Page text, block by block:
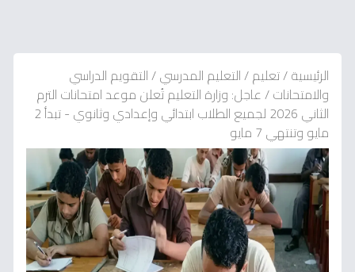
الرئيسية/تعليم/التعليم المدرسي/التقويم الدراسي
والامتحانات/عاجل: وزارة التعليم تُعلن موعد امتحانات الترم
الثاني 2026 لجميع الطلاب ابتدائي وإعدادي وثانوي - تبدأ 2
مايو وتنتهي 7 مايو